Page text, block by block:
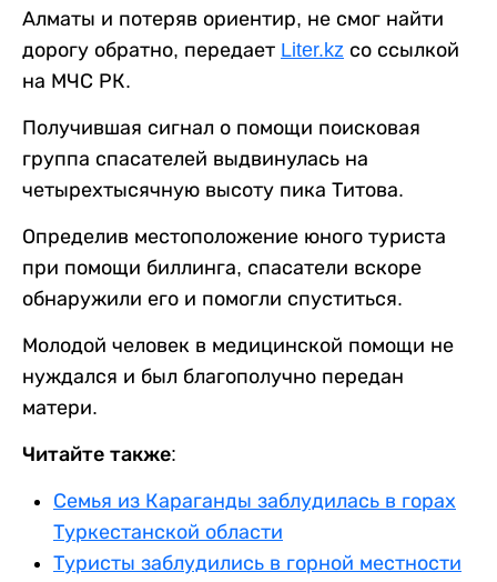
Алматы и потеряв ориентир, не смог найти
дорогу обратно, передает Liter.kz со ссылкой
на МЧС РК.
Получившая сигнал о помощи поисковая
группа спасателей выдвинулась на
четырехтысячную высоту пика Титова.
Определив местоположение юного туриста
при помощи биллинга, спасатели вскоре
обнаружили его и помогли спуститься.
Молодой человек в медицинской помощи не
нуждался и был благополучно передан
матери.
Читайте также:
Семья из Караганды заблудилась в горах
Туркестанской области
Туристы заблудились в горной местности